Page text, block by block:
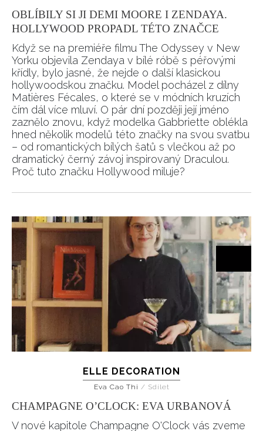
OBLÍBILY SI JI DEMI MOORE I ZENDAYA.
HOLLYWOOD PROPADL TÉTO ZNAČCE
Když se na premiéře filmu The Odyssey v New
Yorku objevila Zendaya v bílé róbě s péřovými
křídly, bylo jasné, že nejde o další klasickou
hollywoodskou značku. Model pocházel z dílny
Matières Fécales, o které se v módních kruzích
čím dál více mluví. O pár dní později její jméno
zaznělo znovu, když modelka Gabbriette oblékla
hned několik modelů této značky na svou svatbu
– od romantických bílých šatů s vlečkou až po
dramatický černý závoj inspirovaný Draculou.
Proč tuto značku Hollywood miluje?
ELLE DECORATION
Eva Cao Thi / Sdílet
CHAMPAGNE O’CLOCK: EVA URBANOVÁ
V nové kapitole Champagne O'Clock vás zveme